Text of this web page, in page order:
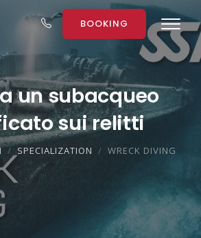
BOOKING
un subacqueo
sui relitti
SPECIALIZATION WRECK DIVING